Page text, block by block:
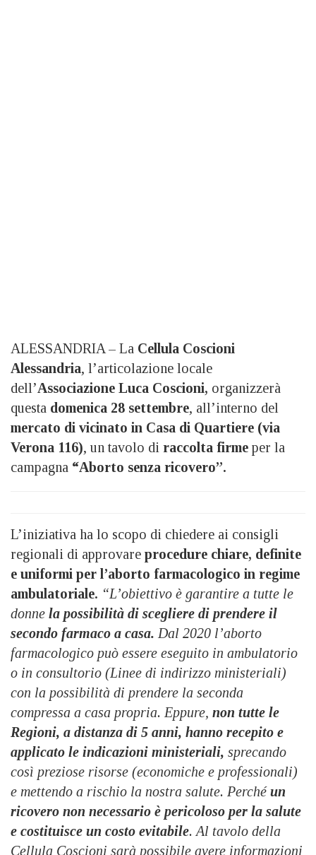
ALESSANDRIA – La Cellula Coscioni
Alessandria, l’articolazione locale
dell’Associazione Luca Coscioni, organizzerà
questa domenica 28 settembre, all’interno del
mercato di vicinato in Casa di Quartiere (via
Verona 116), un tavolo di raccolta firme per la
campagna “Aborto senza ricovero”.
L’iniziativa ha lo scopo di chiedere ai consigli
regionali di approvare procedure chiare, definite
e uniformi per l’aborto farmacologico in regime
ambulatoriale. “L’obiettivo è garantire a tutte le
donne la possibilità di scegliere di prendere il
secondo farmaco a casa. Dal 2020 l’aborto
farmacologico può essere eseguito in ambulatorio
o in consultorio (Linee di indirizzo ministeriali)
con la possibilità di prendere la seconda
compressa a casa propria. Eppure, non tutte le
Regioni, a distanza di 5 anni, hanno recepito e
applicato le indicazioni ministeriali, sprecando
così preziose risorse (economiche e professionali)
e mettendo a rischio la nostra salute. Perchéun
ricovero non necessario è pericoloso per la salute
e costituisce un costo evitabile. Al tavolo della
Cellula Coscioni sarà possibile avere informazioni